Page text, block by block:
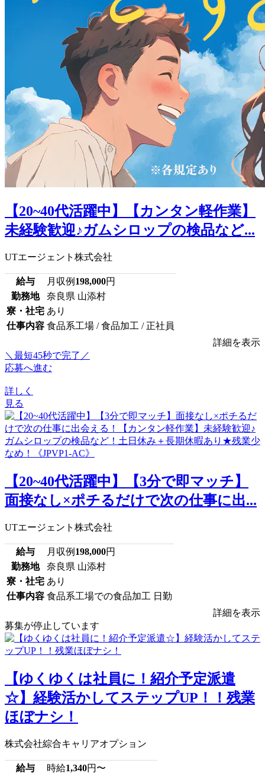
【20~40代活躍中】【カンタン軽作業】
未経験歓迎♪ガムシロップの検品など...
UTエージェント株式会社
給与 月収例 198,000円
勤務地
奈良県 山添村
寮・社宅 あり
仕事内容 食品系工場 / 食品加工 / 正社員
詳細を表示
＼最短45秒で完了／
応募へ進む
詳しく
見る
【20~40代活躍中】【3分で即マッチ】
面接なし×ポチるだけで次の仕事に出...
UTエージェント株式会社
給与 月収例 198,000円
勤務地
奈良県 山添村
寮・社宅 あり
仕事内容 食品系工場での食品加工 日勤
詳細を表示
募集が停止しています
【ゆくゆくは社員に！紹介予定派遣
☆】経験活かしてステップUP！！残業
ほぼナシ！
株式会社綜合キャリアオプション
給与 時給1,340円〜